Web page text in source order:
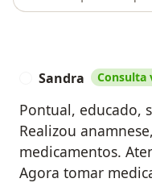
Sandra Consulta
Pontual, educado,
Realizou
medicamentos.
Agora tomar